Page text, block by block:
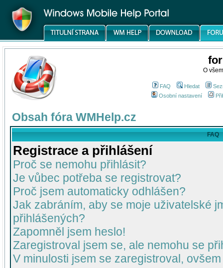
O
FAQ Hledat
Osobní nastavení
Obsah fóra WMHelp.cz
FAQ
Registrace a přihlášení
Proč se nemohu přihlásit?
Je vůbec potřeba se registrovat?
Proč jsem automaticky odhlášen?
Jak zabráním, aby se moje uživatelské
přihlášených?
Zapomněl jsem heslo!
Zaregistroval jsem se, ale nemohu se
V minulosti jsem se zaregistroval,